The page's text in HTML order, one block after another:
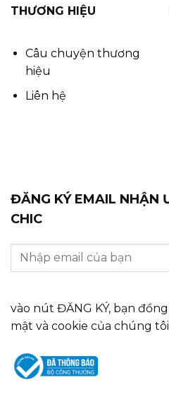
THƯƠNG HIỆU
Câu chuyện thương
hiệu
Liên hệ
ĐĂNG KÝ EMAIL NHẬN
CHIC
vào nút ĐĂNG KÝ, bạn
mật và cookie của chúng